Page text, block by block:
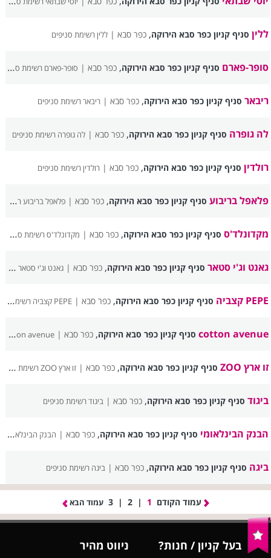
ללין סניף קניון כפר סבא הירוקה,כפר סבא |ללין רשימת סניפים
סופר-פארם סניף קניון כפר סבא הירוקה,כפר סבא | סופר-פארם רשימת סניפים
ריבאר סניף קניון כפר סבא הירוקה,כפר סבא |ריבאר רשימת סניפים
לה גופרה סניף קניון כפר סבא הירוקה,כפר סבא |לה גופרה רשימת סניפים
רולדין סניף קניון כפר סבא הירוקה,כפר סבא |רולדין רשימת סניפים
פלאפל בריבוע סניף קניון כפר סבא הירוקה,כפר סבא |פלאפל בריבוע רשימת סניפים
מקדונלד'ס סניף קניון כפר סבא הירוקה,כפר סבא | מקדונלד'ס רשימת סניפים
גאנט וג'י סטאר סניף קניון כפר סבא הירוקה,כפר סבא |גאנט וג'י סטאר רשימת סניפים
PEPE קצביה סניף קניון כפר סבא הירוקה,כפר סבא |PEPE קצביה רשימת סניפים
cotton avenue סניף קניון כפר סבא הירוקה,כפר סבא |cotton avenue רשימת סניפים
זו ארץ ZOO סניף קניון כפר סבא הירוקה,כפר סבא |זו ארץ ZOO רשימת סניפים
ביגוד סניף קניון כפר סבא הירוקה,כפר סבא |ביגוד רשימת סניפים
הבנק הבינלאומי סניף קניון כפר סבא הירוקה,כפר סבא | הבנק הבינלאומי רשימת סניפים
ביגה סניף קניון כפר סבא הירוקה,כפר סבא |ביגה רשימת סניפים
עמוד הקודם |
2
|
3 עמוד הבא
בעל קניון / חנות?
ניווט מהיר